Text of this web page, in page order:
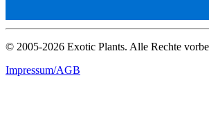
© 2005-2026 Exotic Plants. Alle Rechte
Impressum/AGB